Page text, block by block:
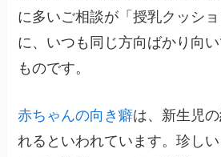
に多いご相談が「授乳クッシ
に、いつも同じ方向ばかり向
ものです。
赤ちゃんの向き癖は、新生児
れるといわれています。珍し